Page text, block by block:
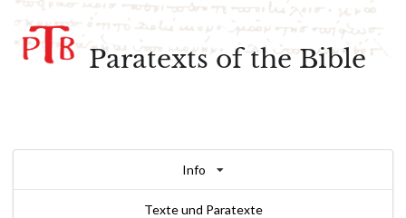
Paratexts of the Bible
Info
Texte und Paratexte